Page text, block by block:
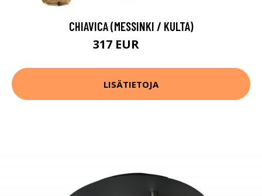
CHIAVICA (MESSINKI / KULTA)
317 EUR
LISÄTIETOJA